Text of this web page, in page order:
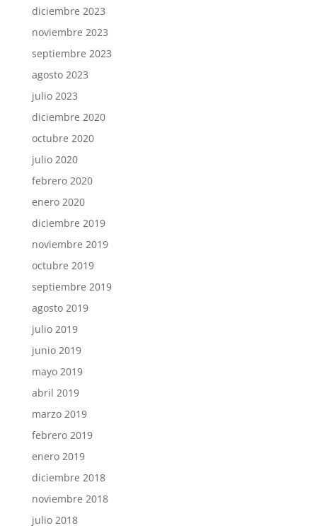
diciembre 2023
noviembre 2023
septiembre 2023
agosto 2023
julio 2023
diciembre 2020
octubre 2020
julio 2020
febrero 2020
enero 2020
diciembre 2019
noviembre 2019
octubre 2019
septiembre 2019
agosto 2019
julio 2019
junio 2019
mayo 2019
abril 2019
marzo 2019
febrero 2019
enero 2019
diciembre 2018
noviembre 2018
julio 2018